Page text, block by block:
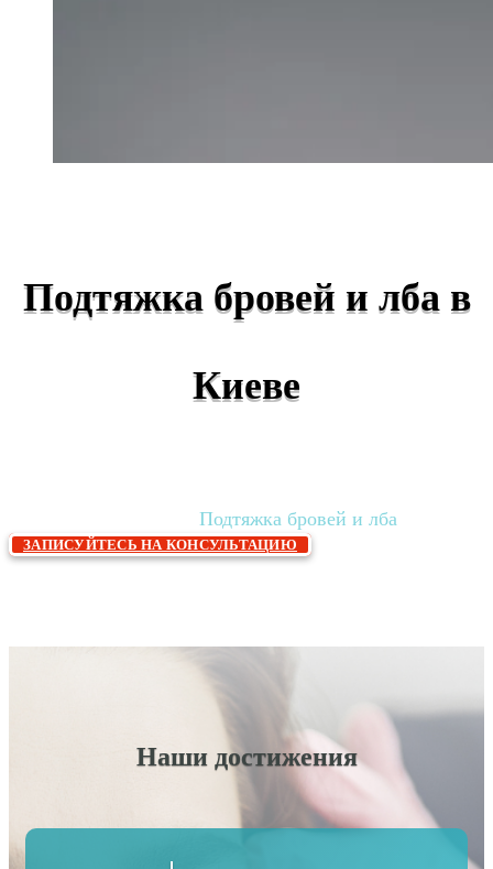
Подтяжка бровей и лба в
Киеве
Подтяжка бровей и лба
ЗАПИСУЙТЕСЬ НА КОНСУЛЬТАЦИЮ
Наши достижения